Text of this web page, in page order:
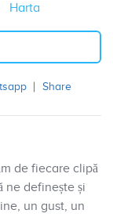
Harta
Share
de fiecare clipă
ne definește și
un gust, un